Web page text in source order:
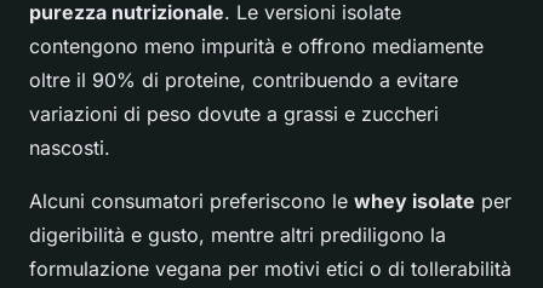
purezza nutrizionale. Le versioni isolate
contengono meno impurità e offrono mediamente
oltre il 90% di proteine, contribuendo a evitare
variazioni di peso dovute a grassi e zuccheri
nascosti.
Alcuni consumatori preferiscono le whey isolate per
digeribilità e gusto, mentre altri prediligono la
formulazione vegana per motivi etici o di tollerabilità